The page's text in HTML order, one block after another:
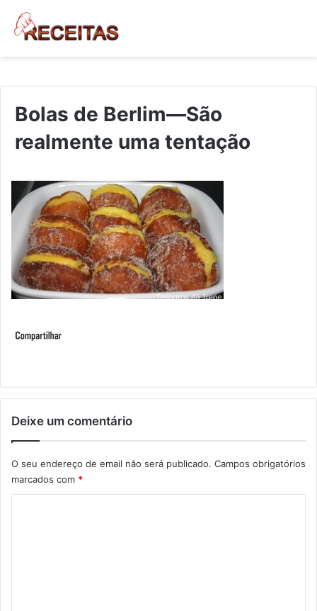
Bolas de Berlim—São
realmente uma tentação
Deixe um comentário
O seu endereço de email não será publicado. Campos obrigatórios
marcados com *